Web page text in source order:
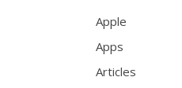
Apple
Apps
Articles